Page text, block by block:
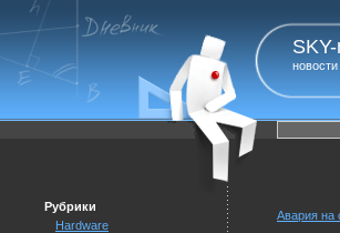
Рубрики
Hardware
Авария на